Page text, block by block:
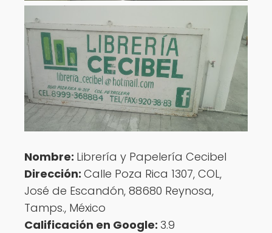
Nombre: Librería y Papelería Cecibel
Dirección: Calle Poza Rica 1307, COL,
José de Escandón, 88680 Reynosa,
Tamps., México
Calificación en Google: 3.9